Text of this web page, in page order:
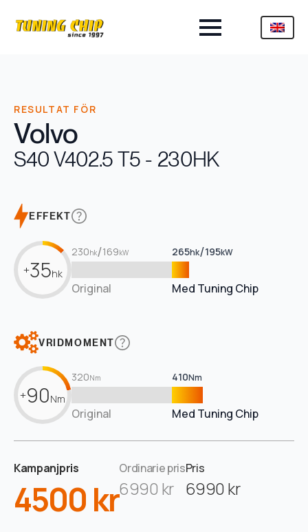
RESULTAT FÖR
Volvo
S40 V402.5 T5 - 230HK
EFFEKT
+35hk
230hk/169kW 265hk/195kW
Original Med Tuning Chip
VRIDMOMENT
+90Nm
320Nm 410Nm
Original Med Tuning Chip
Kampanjpris
4500 kr
Ordinarie pris
6990 kr
Pris
6990 kr